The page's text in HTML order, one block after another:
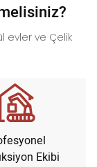
evler ve Çelik
Ekibi